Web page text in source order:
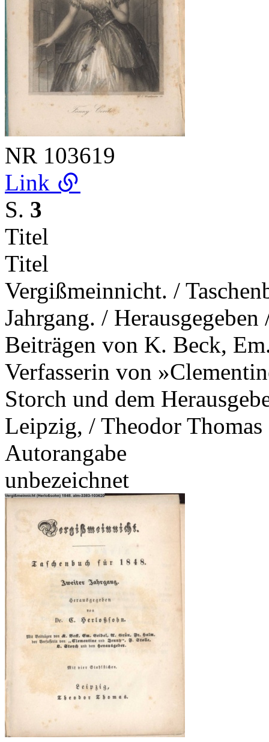
NR 103619
Link
S. 3
Titel
Titel
Vergißmeinnicht. /
Jahrgang. /
Beiträgen von K. Beck,
Verfasserin von
Storch und dem
Leipzig, / Theodor Thomas
Autorangabe
unbezeichnet